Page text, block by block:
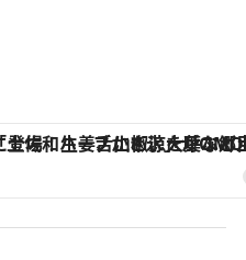
、山椒、大葉など目にも舌にも涼を呼ぶ郷土の味 【銀座で出合う最旬美容】美髪ケアや上質